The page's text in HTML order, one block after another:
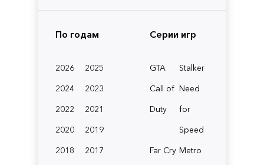
По годам
2026
2025
2024
2023
2022
2021
2020
2019
2018
2017
Серии игр
GTA
Stalker
Call of
Duty
Need
for
Speed
Far Cry Metro